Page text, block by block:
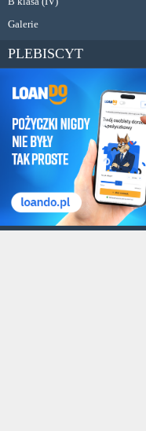
Galerie
PLEBISCYT